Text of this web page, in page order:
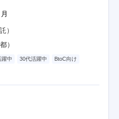
）
）
躍中 30代活躍中 BtoC向け